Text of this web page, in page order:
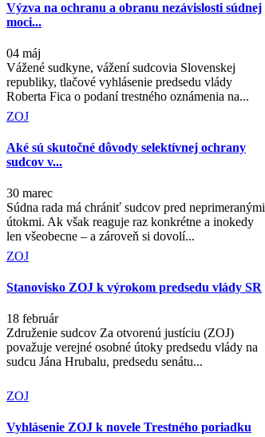
Výzva na ochranu a obranu nezávislosti súdnej
moci...
04 máj
Vážené sudkyne, vážení sudcovia Slovenskej
republiky, tlačové vyhlásenie predsedu vlády
Roberta Fica o podaní trestného oznámenia na...
ZOJ
Aké sú skutočné dôvody selektívnej ochrany
sudcov v...
30 marec
Súdna rada má chrániť sudcov pred neprimeranými
útokmi. Ak však reaguje raz konkrétne a inokedy
len všeobecne – a zároveň si dovolí...
ZOJ
Stanovisko ZOJ k výrokom predsedu vlády SR
18 február
Združenie sudcov Za otvorenú justíciu (ZOJ)
považuje verejné osobné útoky predsedu vlády na
sudcu Jána Hrubalu, predsedu senátu...
ZOJ
Vyhlásenie ZOJ k novele Trestného poriadku